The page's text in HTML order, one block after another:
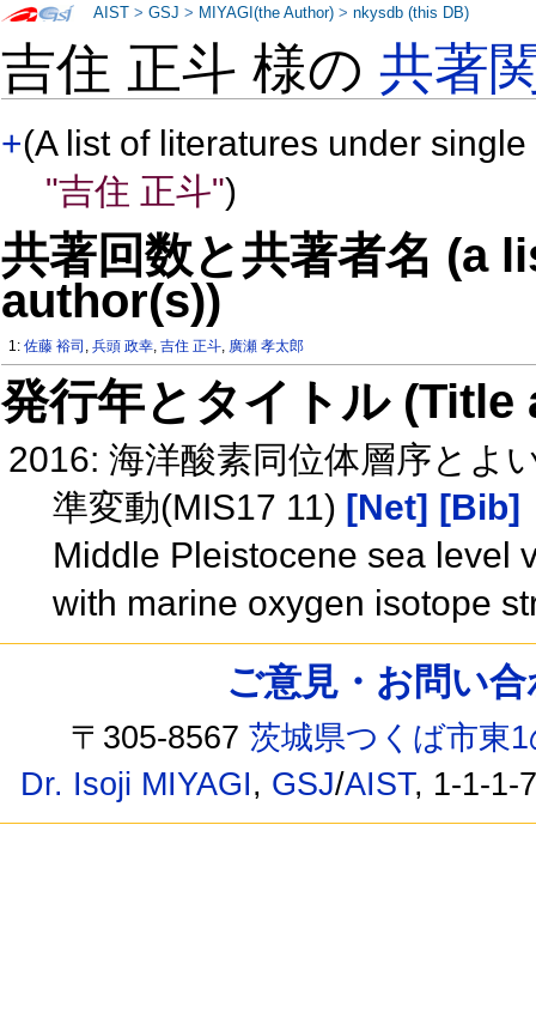
吉住 正斗 様の共著
+(A list of literatures under
"吉住 正斗")
共著回数と共著者名 (a
author(s))
1:佐藤 裕司 ,兵頭 政幸,吉住 正斗, 廣瀬 孝太郎
発行年とタイトル
2016: 海洋酸素同位体層序とよ
準変動(MIS17 11) [Net] [Bib]
Middle Pleistocene sea level
with marine oxygen isotope
AIST >GSJ > MIYAGI(the Author) >nkysdb (this DB)
ご意見・お問い
〒305-8567茨城県つくば市東
Dr. Isoji MIYAGI, GSJ/AIST, 1-1-1-